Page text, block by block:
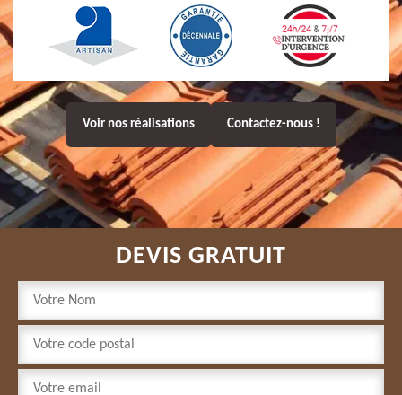
Voir nos réalisations Contactez-nous !
DEVIS GRATUIT